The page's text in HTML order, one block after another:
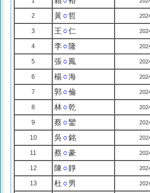
2 黃○哲
3 王 ○仁
4 李○ 隆
5 張○ 鳳
6 楊○海
7 郭 ○倫
8 林○乾
9 蔡○鑾
10 吳 ○銘
11 蔡○豪
12 陳 ○靜
13 杜 ○ 男